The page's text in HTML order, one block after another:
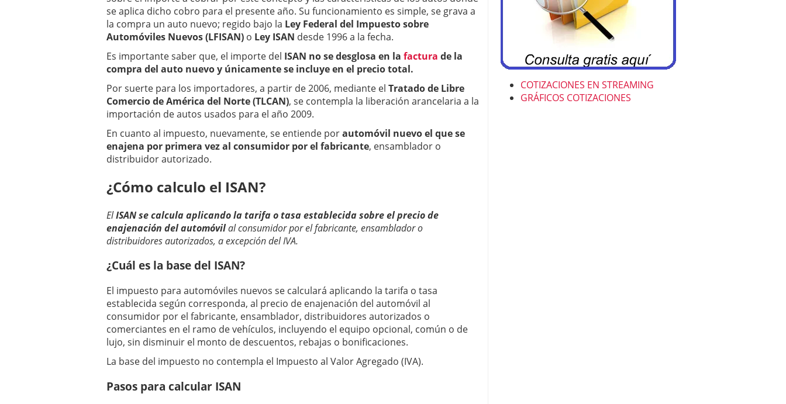
se aplica dicho cobro para el presente año. Su funcionamiento es simple, se grava a
la compra un auto nuevo; regido bajo la Ley Federal del Impuesto sobre
Automóviles Nuevos (LFISAN) o Ley ISAN desde 1996 a la fecha.
Es importante saber que, el importe del ISAN no se desglosa en la factura de la
compra del auto nuevo y únicamente se incluye en el precio total.
Por suerte para los importadores, a partir de 2006, mediante el Tratado de Libre
Comercio de América del Norte (TLCAN), se contempla la liberación arancelaria a la
importación de autos usados para el año 2009.
En cuanto al impuesto, nuevamente, se entiende porautomóvil nuevo el que se
enajena por primera vez al consumidor por el fabricante, ensamblador o
distribuidor autorizado.
¿Cómo calculo el ISAN?
ElISAN se calcula aplicando la tarifa o tasa establecida sobre el precio de
enajenación del automóvilal consumidor por el fabricante, ensamblador o
distribuidores autorizados, a excepción del IVA.
¿Cuál es la base del ISAN?
El impuesto para automóviles nuevos se calculará aplicando la tarifa o tasa
establecida según corresponda, al precio de enajenación del automóvil al
consumidor por el fabricante, ensamblador, distribuidores autorizados o
comerciantes en el ramo de vehículos, incluyendo el equipo opcional, común o de
lujo, sin disminuir el monto de descuentos, rebajas o bonificaciones.
La base del impuesto no contempla el Impuesto al Valor Agregado (IVA).
Pasos para calcular ISAN
COTIZACIONES EN STREAMING
GRÁFICOS COTIZACIONES